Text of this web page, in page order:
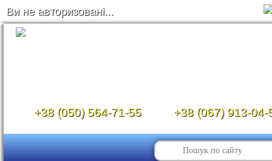
Ви не авторизовані...
+38 (050) 564-71-55 +38 (067) 913-04-